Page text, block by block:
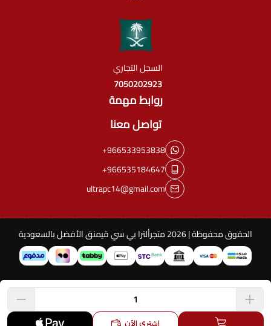
السجل التجاري
7050202923
روابط مهمة
تواصل معنا
+966533953838
+966535184647
ultrapc14@gmail.com
الحقوق محفوظة | 2026 متجرألترا بي سي قيمنق الأفضل بالسعودية